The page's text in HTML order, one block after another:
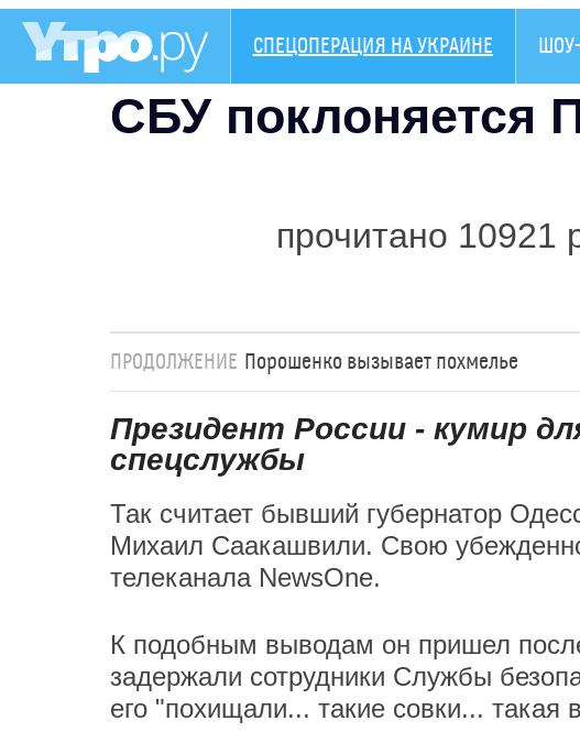
СПЕЦОПЕРАЦИЯ НА УКРАИНЕ
СБУ поклоняется
прочитано 10921
ПРОДОЛЖЕНИЕ Порошенко вызывает похмелье
Президент России - кумир
спецслужбы
Так считает бывший губернатор
Михаил Саакашвили. Свою
телеканала NewsOne.
К подобным выводам он пришел
задержали сотрудники Службы
его "похищали... такие совки... такая